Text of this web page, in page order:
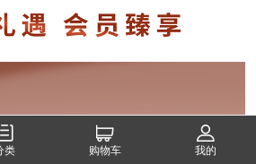
类 购物车 我的